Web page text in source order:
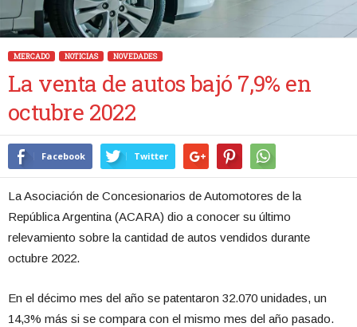
MERCADO NOTICIAS NOVEDADES
La venta de autos bajó 7,9% en
octubre 2022
Facebook Twitter
La Asociación de Concesionarios de Automotores de la
República Argentina (ACARA) dio a conocer su último
relevamiento sobre la cantidad de autos vendidos durante
octubre 2022.
En el décimo mes del año se patentaron 32.070 unidades, un
14,3% más si se compara con el mismo mes del año pasado.